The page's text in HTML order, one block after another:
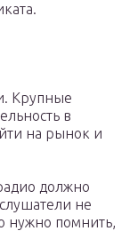
Крупные
в
на рынок и
должно
не
нужно помнить,